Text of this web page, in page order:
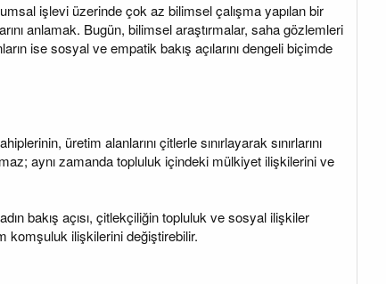
işlevi üzerinde çok az bilimsel çalışma yapılan bir
anlamak. Bugün, bilimsel araştırmalar, saha gözlemleri
ise sosyal ve empatik bakış açılarını dengeli biçimde
üretim alanlarını çitlerle sınırlayarak sınırlarını
aynı zamanda topluluk içindeki mülkiyet ilişkilerini ve
bakış açısı, çitlekçiliğin topluluk ve sosyal ilişkiler
komşuluk ilişkilerini değiştirebilir.